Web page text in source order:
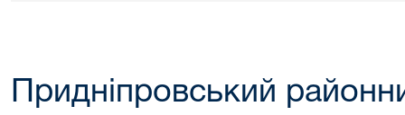
Придніпровський